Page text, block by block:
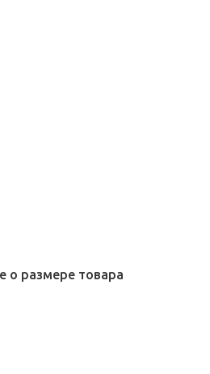
о размере товара